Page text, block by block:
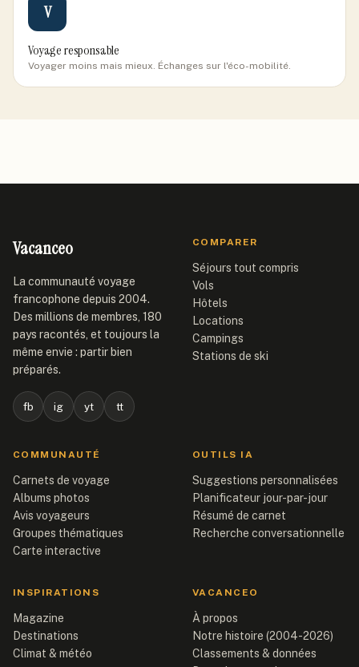
V
Voyage responsable
Voyager moins mais mieux. Échanges sur l'éco-mobilité.
Vacanceo
La communauté voyage
francophone depuis 2004.
Des millions de membres, 180
pays racontés, et toujours la
même envie : partir bien
préparés.
fb ig yt tt
COMPARER
Séjours tout compris
Vols
Hôtels
Locations
Campings
Stations de ski
COMMUNAUTÉ
Carnets de voyage
Albums photos
Avis voyageurs
Groupes thématiques
Carte interactive
OUTILS IA
Suggestions personnalisées
Planificateur jour-par-jour
Résumé de carnet
Recherche conversationnelle
INSPIRATIONS
Magazine
Destinations
Climat & météo
VACANCEO
À propos
Notre histoire (2004-2026)
Classements & données